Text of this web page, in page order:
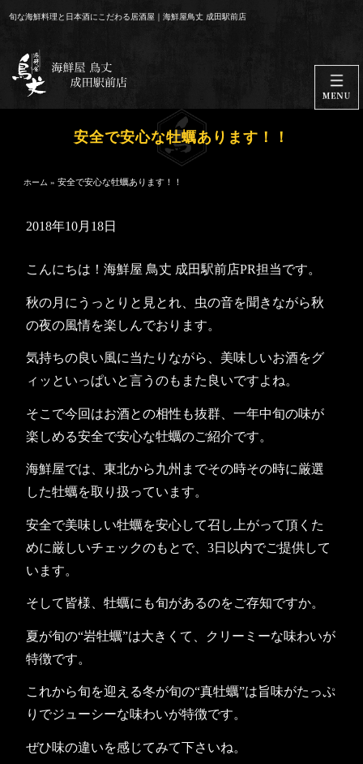
へ
旬な海鮮料理と日本酒にこだわる居酒屋｜海鮮屋鳥丈 成田駅前店
安全で安心な牡蠣あります！！
ホーム »安全で安心な牡蠣あります！！
2018年10月18日
こんにちは！海鮮屋 鳥丈 成田駅前店PR担当です。
秋の月にうっとりと見とれ、虫の音を聞きながら秋
の夜の風情を楽しんでおります。
気持ちの良い風に当たりながら、美味しいお酒をグ
ィッといっぱいと言うのもまた良いですよね。
そこで今回はお酒との相性も抜群、一年中旬の味が
楽しめる安全で安心な牡蠣のご紹介です。
海鮮屋では、東北から九州までその時その時に厳選
した牡蠣を取り扱っています。
安全で美味しい牡蠣を安心して召し上がって頂くた
めに厳しいチェックのもとで、3日以内でご提供して
います。
そして皆様、牡蠣にも旬があるのをご存知ですか。
夏が旬の“岩牡蠣”は大きくて、クリーミーな味わいが
特徴です。
これから旬を迎える冬が旬の“真牡蠣”は旨味がたっぷ
りでジューシーな味わいが特徴です。
ぜひ味の違いを感じてみて下さいね。